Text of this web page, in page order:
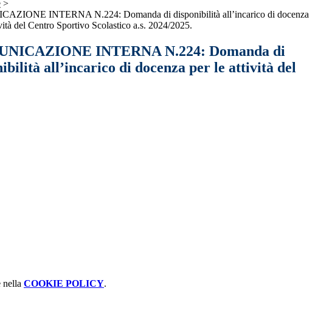
>
INTERNA N.224: Domanda di disponibilità all’incarico di docenza
del Centro Sportivo Scolastico a.s. 2024/2025.
INTERNA N.224: Domanda di
all’incarico di docenza per le attività del
nella COOKIE POLICY.